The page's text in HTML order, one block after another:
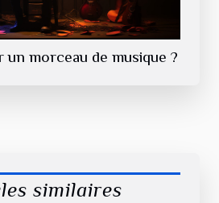
morceau de musique ?
similaires